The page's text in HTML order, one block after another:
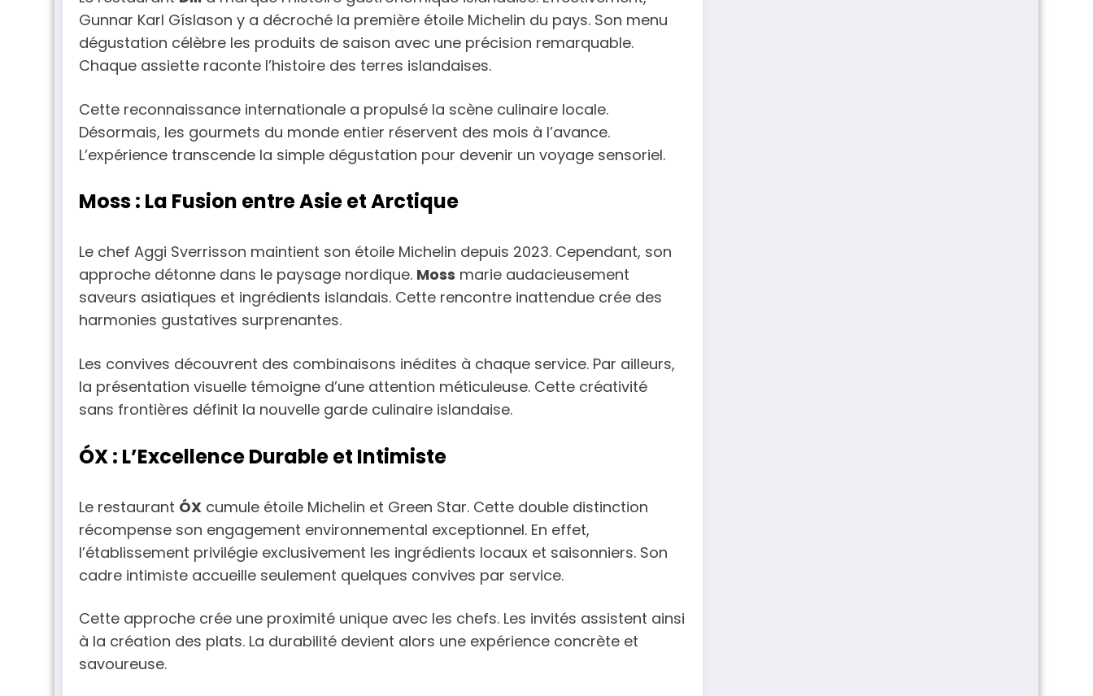
Gunnar Karl Gíslason y a décroché la première étoile Michelin du pays. Son menu
dégustation célèbre les produits de saison avec une précision remarquable.
Chaque assiette raconte l’histoire des terres islandaises.
Cette reconnaissance internationale a propulsé la scène culinaire locale.
Désormais, les gourmets du monde entier réservent des mois à l’avance.
L’expérience transcende la simple dégustation pour devenir un voyage sensoriel.
Moss : La Fusion entre Asie et Arctique
Le chef Aggi Sverrisson maintient son étoile Michelin depuis 2023. Cependant, son
approche détonne dans le paysage nordique. Moss marie audacieusement
saveurs asiatiques et ingrédients islandais. Cette rencontre inattendue crée des
harmonies gustatives surprenantes.
Les convives découvrent des combinaisons inédites à chaque service. Par ailleurs,
la présentation visuelle témoigne d’une attention méticuleuse. Cette créativité
sans frontières définit la nouvelle garde culinaire islandaise.
ÓX : L’Excellence Durable et Intimiste
Le restaurant ÓX cumule étoile Michelin et Green Star. Cette double distinction
récompense son engagement environnemental exceptionnel. En effet,
l’établissement privilégie exclusivement les ingrédients locaux et saisonniers. Son
cadre intimiste accueille seulement quelques convives par service.
Cette approche crée une proximité unique avec les chefs. Les invités assistent ainsi
à la création des plats. La durabilité devient alors une expérience concrète et
savoureuse.